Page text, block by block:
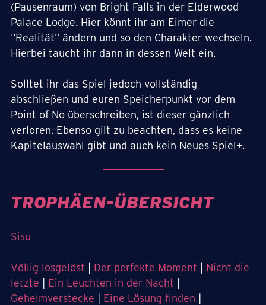
(Pausenraum) von Bright Falls in der Elderwood
Palace Lodge. Hier könnt ihr am Eimer die
“Realität” ändern und so den Charakter wechseln.
Hierbei taucht ihr dann in dessen Welt ein.
Solltet ihr das Spiel jedoch vollständig
abschließen und euren Speicherpunkt vor dem
Point of No überschreiben, ist dieser gänzlich
verloren. Ebenso gilt zu beachten, dass es keine
Kapitelauswahl gibt und auch kein Neues Spiel+.
TROPHÄEN-ÜBERSICHT
Sisu
Völlig losgelöst Der perfekte Moment
Nicht die
letzte
Ein Leuchten in der Nacht
Geheimverstecke
Eine Lösung finden